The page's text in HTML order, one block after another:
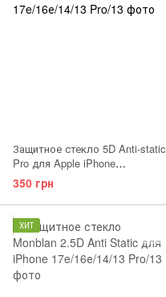
Защитное стекло 5D Anti-static
Pro для Apple iPhone
17e/16е/14/13 Pro/13
350 грн
ХИТ